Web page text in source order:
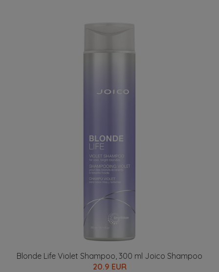
Blonde Life Violet Shampoo, 300 ml Joico Shampoo
20.9 EUR